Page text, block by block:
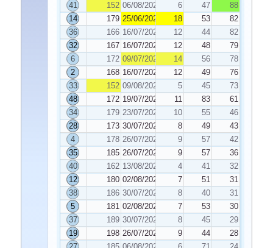
41
152 06/08/2024 6 47
88
14
179 25/06/2024 18 53
82
36
166 16/07/2024 12 44
82
32
167 16/07/2024 12 48
79
6
172 09/07/2024 14 56
78
2
168 16/07/2024 12 49
76
33
152 09/08/2024 5 45
73
48
172 19/07/2024 11 83
61
34
179 23/07/2024 10 55
46
28
173 30/07/2024 8 49
43
4
178 26/07/2024 9 57
42
35
185 26/07/2024 9 57
36
40
162 13/08/2024 4 41
32
12
180 02/08/2024 7 51
31
38
186 30/07/2024 8 40
31
5
181 02/08/2024 7 53
30
37
189 30/07/2024 8 45
29
19
198 26/07/2024 9 44
28